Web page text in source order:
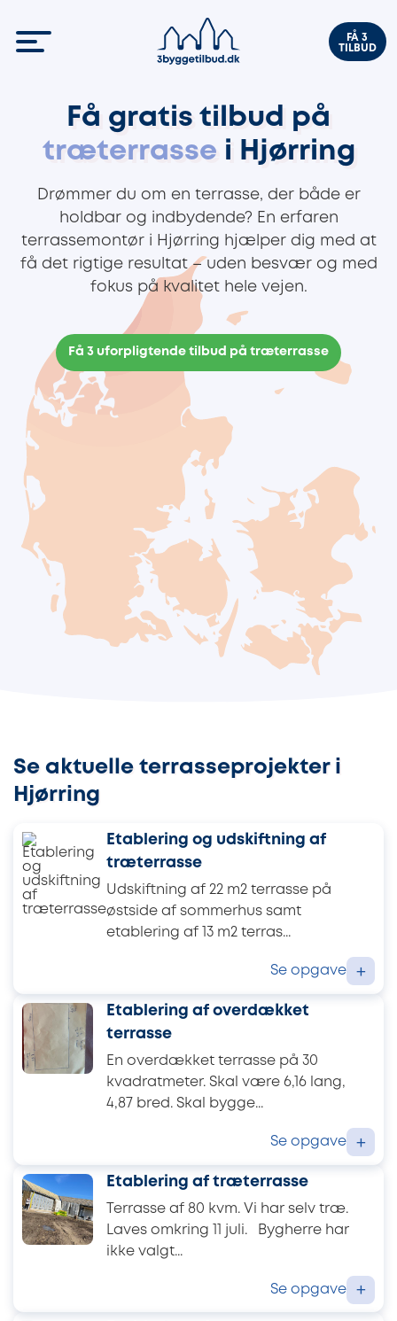
FÅ 3
TILBUD
Få gratis tilbud på
træterrasse i Hjørring
Drømmer du om en terrasse, der både er
holdbar og indbydende? En erfaren
terrassemontør i Hjørring hjælper dig med at
få det rigtige resultat – uden besvær og med
fokus på kvalitet hele vejen.
Få 3 uforpligtende tilbud på træterrasse
Se aktuelle terrasseprojekter i
Hjørring
Etablering og udskiftning af
træterrasse
Udskiftning af 22 m2 terrasse på
østside af sommerhus samt
etablering af 13 m2 terras...
Se opgave +
Etablering af overdækket
terrasse
En overdækket terrasse på 30
kvadratmeter. Skal være 6,16 lang,
4,87 bred. Skal bygge...
Se opgave +
Etablering af træterrasse
Terrasse af 80 kvm. Vi har selv træ.
Laves omkring 11 juli. Bygherre har
ikke valgt...
Se opgave +